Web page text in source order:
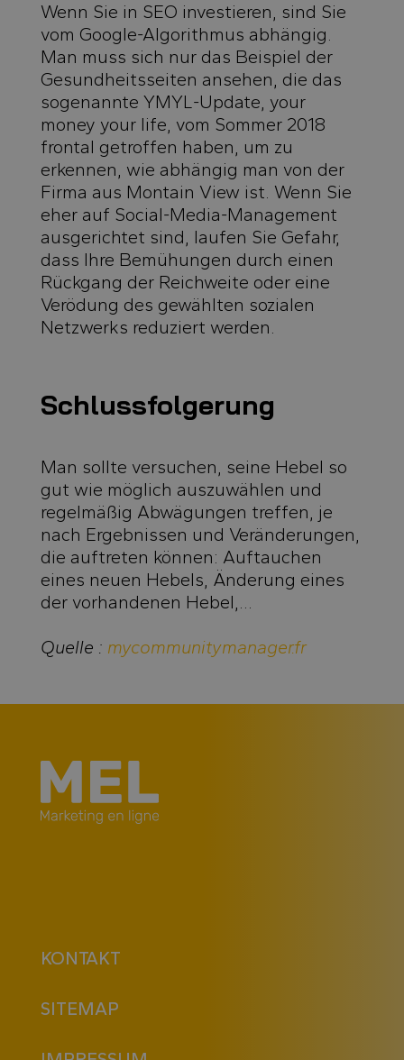
Wenn Sie in SEO investieren, sind Sie
vom Google-Algorithmus abhängig.
Man muss sich nur das Beispiel der
Gesundheitsseiten ansehen, die das
sogenannte YMYL-Update, your
money your life, vom Sommer 2018
frontal getroffen haben, um zu
erkennen, wie abhängig man von der
Firma aus Montain View ist. Wenn Sie
eher auf Social-Media-Management
ausgerichtet sind, laufen Sie Gefahr,
dass Ihre Bemühungen durch einen
Rückgang der Reichweite oder eine
Verödung des gewählten sozialen
Netzwerks reduziert werden.
Schlussfolgerung
Man sollte versuchen, seine Hebel so
gut wie möglich auszuwählen und
regelmäßig Abwägungen treffen, je
nach Ergebnissen und Veränderungen,
die auftreten können: Auftauchen
eines neuen Hebels, Änderung eines
der vorhandenen Hebel,…
Quelle : mycommunitymanager.fr
KONTAKT
SITEMAP